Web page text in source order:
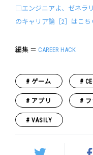
□エンジニアよ、ゼネラ
のキャリア論［2］はこち
編集 ＝ CAREER HACK
ゲーム
アプリ
VASILY